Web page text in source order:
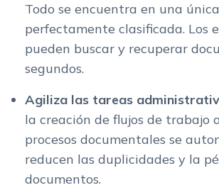
Todo se encuentra en una
perfectamente clasificada. Los
pueden buscar y recuperar
segundos.
Agiliza las tareas
la creación de flujos de trabajo
procesos documentales se
reducen las duplicidades y la
documentos.